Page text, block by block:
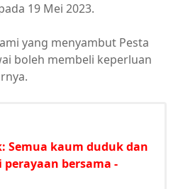
19 Mei 2023.
yang menyambut Pesta
boleh membeli keperluan
Semua kaum duduk dan
bersama -